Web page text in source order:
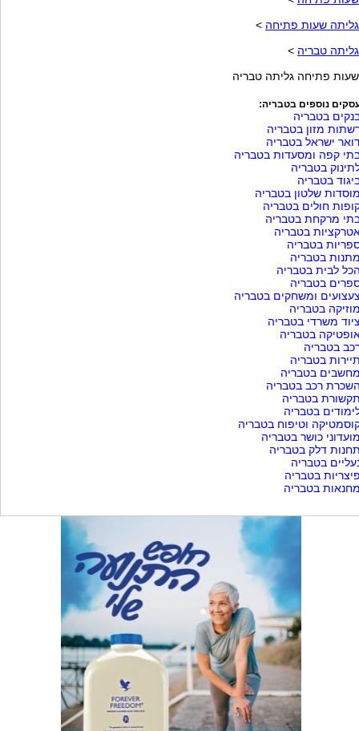
גליתה שעות פתיחה >
גליתה טבריה >
שעות פתיחה גליתה טבריה
נוספים בטבריה:
בטבריה
מזון בטבריה
ישראל בטבריה
קפה ומסעדות בטבריה
בטבריה
בטבריה
שלטון בטבריה
חולים בטבריה
מרקחת בטבריה
בטבריה
בטבריה
בטבריה
לבית בטבריה
בטבריה
ומשחקים בטבריה
בטבריה
משרדי בטבריה
בטבריה
בטבריה
בטבריה
בטבריה
רכב בטבריה
בטבריה
בטבריה
וטיפוח בטבריה
כושר בטבריה
דלק בטבריה
בטבריה
בטבריה
בטבריה